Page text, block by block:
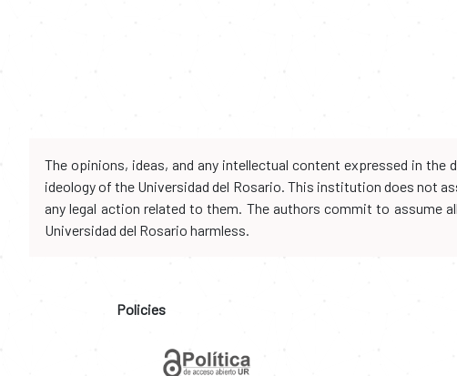
The opinions, ideas, and any intellectual content expressed in
ideology of the Universidad del Rosario. This institution does not
any legal action related to them. The authors commit to assume
Universidad del Rosario harmless.
Policies